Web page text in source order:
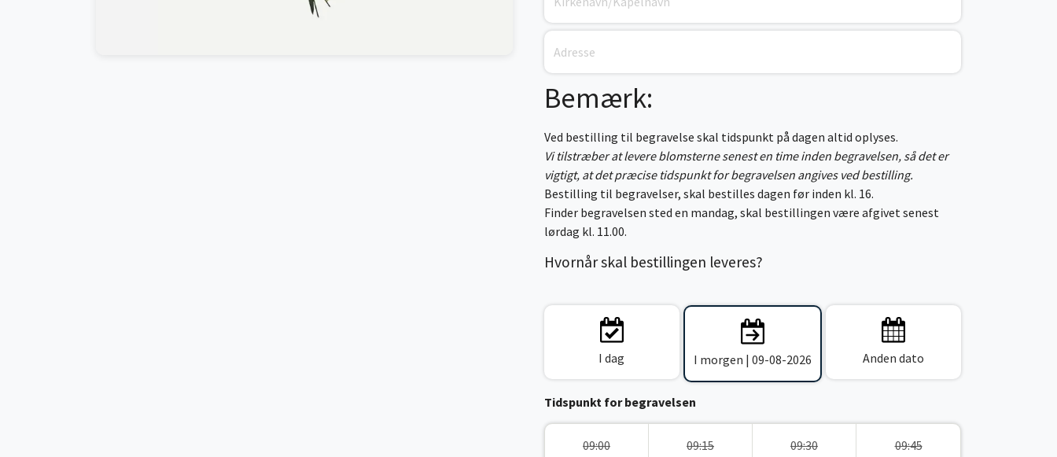
Bemærk:
Ved bestilling til begravelse skal tidspunkt på dagen altid oplyses.
Vi tilstræber at levere blomsterne senest en time inden begravelsen, så det er
vigtigt, at det præcise tidspunkt for begravelsen angives ved bestilling.
Bestilling til begravelser, skal bestilles dagen før inden kl. 16.
Finder begravelsen sted en mandag, skal bestillingen være afgivet senest
lørdag kl. 11.00.
Hvornår skal bestillingen leveres?
I dag I morgen | 09-08-2026 Anden dato
Tidspunkt for begravelsen
09:00 09:15 09:30 09:45